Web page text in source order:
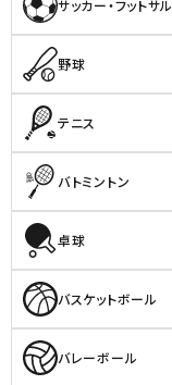
サッカー・フットサル
野球
テニス
バトミントン
卓球
バスケットボール
バレーボール